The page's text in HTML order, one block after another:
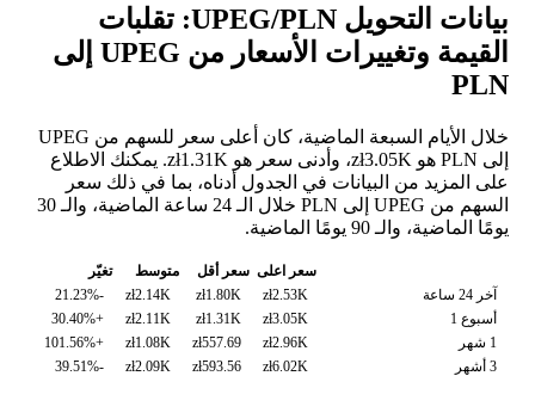
بيانات التحويل UPEG/PLN: تقلبات
القيمة وتغييرات الأسعار من UPEG إلى
PLN
خلال الأيام السبعة الماضية، كان أعلى سعر للسهم من UPEG
إلى PLN هو zł3.05K، وأدنى سعر هو zł1.31K. يمكنك الاطلاع
على المزيد من البيانات في الجدول أدناه، بما في ذلك سعر
السهم من UPEG إلى PLN خلال الـ 24 ساعة الماضية، والـ 30
يومًا الماضية، والـ 90 يومًا الماضية.
سعر اعلى سعر أقل متوسط
تغيّر
آخر 24 ساعة
zł2.53K
zł1.80K
zł2.14K
-21.23%
أسبوع 1
zł3.05K
zł1.31K
zł2.11K
+30.40%
1 شهر
zł2.96K
zł557.69
zł1.08K
+101.56%
3 أشهر
zł6.02K
zł593.56
zł2.09K
-39.51%